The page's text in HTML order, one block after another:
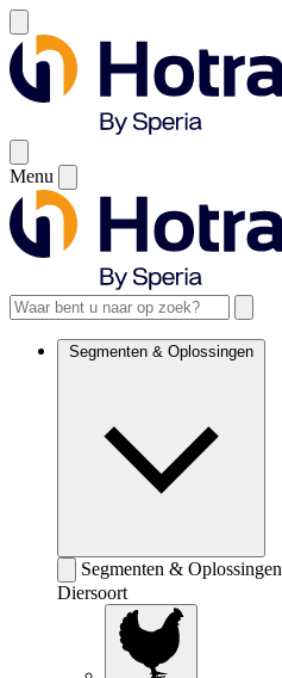
Menu
Segmenten & Oplossingen
Segmenten & Oplossingen
Diersoort